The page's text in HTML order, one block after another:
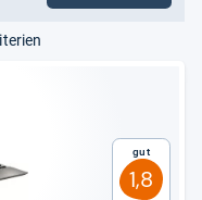
Gut
1,8